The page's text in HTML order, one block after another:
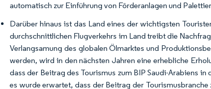
automatisch zur Einführung von Förderanlagen und
Darüber hinaus ist das Land eines der wichtigsten
durchschnittlichen Flugverkehrs im Land treibt die
Verlangsamung des globalen Ölmarktes und
werden, wird in den nächsten Jahren eine erhebliche
dass der Beitrag des Tourismus zum BIP Saudi-Arabiens
es wurde erwartet, dass der Beitrag der